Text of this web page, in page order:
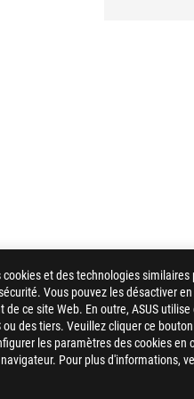
cookies et des technologies
Vous pouvez les désactiver
ce site Web. En outre, ASUS
des tiers. Veuillez cliquer ce
les paramètres des cookies en
Pour plus d'informations,